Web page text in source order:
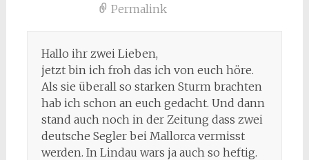
Permalink
Hallo ihr zwei Lieben,
jetzt bin ich froh das ich von euch höre.
Als sie überall so starken Sturm brachten
hab ich schon an euch gedacht. Und dann
stand auch noch in der Zeitung dass zwei
deutsche Segler bei Mallorca vermisst
werden. In Lindau wars ja auch so heftig.